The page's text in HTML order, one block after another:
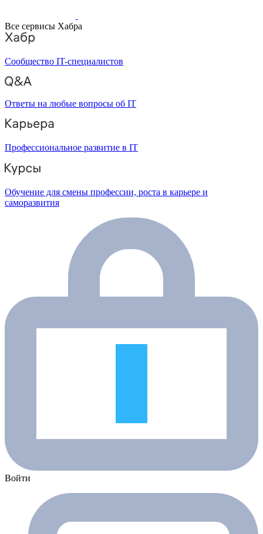
Все сервисы Хабра
Сообщество IT-специалистов
Ответы на любые вопросы об IT
Профессиональное развитие в IT
Обучение для смены профессии, роста в карьере и
саморазвития
Войти